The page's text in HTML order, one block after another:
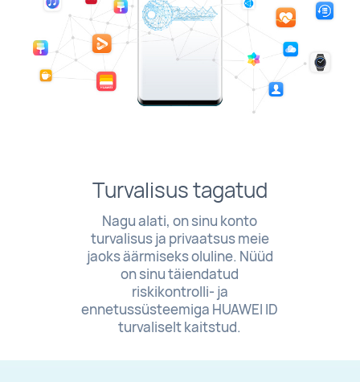
Turvalisus tagatud
Nagu alati, on sinu konto
turvalisus ja privaatsus meie
jaoks äärmiseks oluline. Nüüd
on sinu täiendatud
riskikontrolli- ja
ennetussüsteemiga HUAWEI ID
turvaliselt kaitstud.